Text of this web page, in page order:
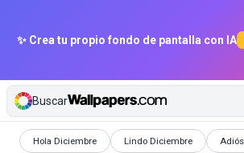
✨ Crea tu propio fondo de pantalla con IA
Buscar
Hola Diciembre
Fondos de pantalla Lindo Diciembre
Fondos de pantalla